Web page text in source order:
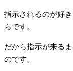
指示されるのが好
らです。
だから指示が来る
のです。